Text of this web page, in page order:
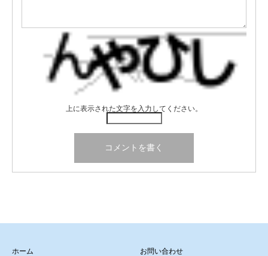
上に表示された文字を入力してください。
ホーム お問い合わせ